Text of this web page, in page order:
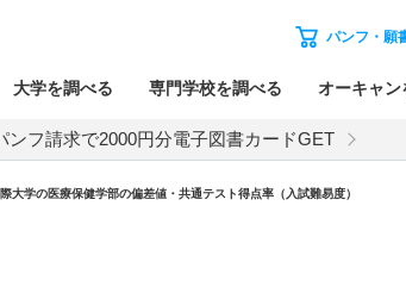
パンフ・願
大学を調べる 専門学校を調べる オーキャン
ンフ請求で2000円分電子図書カードGET
大学の医療保健学部の偏差値・共通テスト得点率（入試難易度）